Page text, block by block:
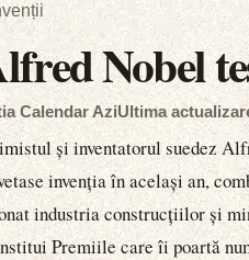
Nobel
Calendar AziUltima
și inventatorul suedez
invenția în același an,
industria construcțiilor și
Premiile care îi poartă